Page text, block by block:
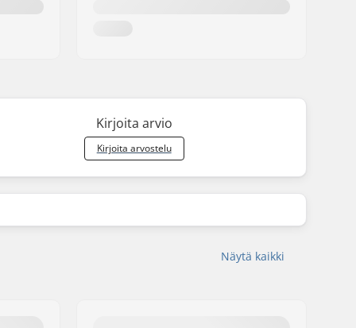
Kirjoita arvio
Kirjoita arvostelu
Näytä kaikki